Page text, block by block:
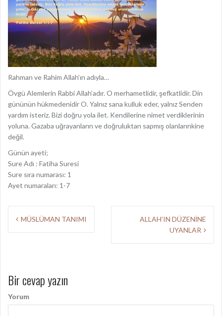
Rahman ve Rahim Allah’ın adıyla…
Övgü Alemlerin Rabbi Allah’adır. O merhametlidir, şefkatlidir. Din
gününün hükmedenidir O. Yalnız sana kulluk eder, yalnız Senden
yardım isteriz. Bizi doğru yola ilet. Kendilerine nimet verdiklerinin
yoluna. Gazaba uğrayanların ve doğruluktan sapmış olanlarınkine
değil.
Günün ayeti;
Sure Adı : Fatiha Suresi
Sure sıra numarası: 1
Ayet numaraları: 1-7
ı
d
o
MÜSLÜMAN TANIMI
ALLAH’IN DÜZENİNE
UYANLAR
Bir cevap yazın
Yorum